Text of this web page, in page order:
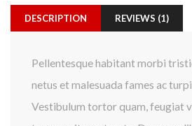
DESCRIPTION REVIEWS (1)
Pellentesque habitant morbi
netus et malesuada fames ac
Vestibulum tortor quam, feugiat